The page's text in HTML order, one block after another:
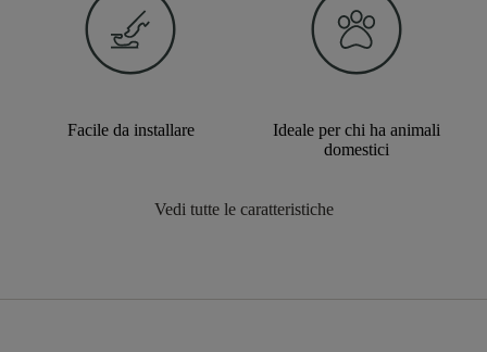
Facile da installare
Ideale per chi ha animali
domestici
Vedi tutte le caratteristiche